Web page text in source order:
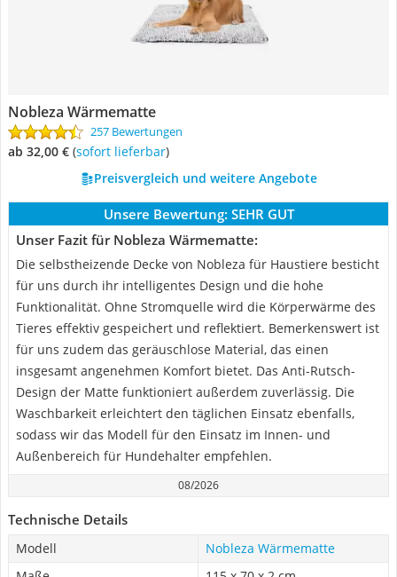
Nobleza Wärmematte
257 Bewertungen
ab 32,00 € ( Sofort lieferbar)
Preisvergleich und weitere Angebote
Unsere Bewertung: SEHR GUT
Unser Fazit für Nobleza Wärmematte:
Die selbstheizende Decke von Nobleza für Haustiere besticht
für uns durch ihr intelligentes Design und die hohe
Funktionalität. Ohne Stromquelle wird die Körperwärme des
Tieres effektiv gespeichert und reflektiert. Bemerkenswert ist
für uns zudem das geräuschlose Material, das einen
insgesamt angenehmen Komfort bietet. Das Anti-Rutsch-
Design der Matte funktioniert außerdem zuverlässig. Die
Waschbarkeit erleichtert den täglichen Einsatz ebenfalls,
sodass wir das Modell für den Einsatz im Innen- und
Außenbereich für Hundehalter empfehlen.
08/2026
Technische Details
Modell
Nobleza Wärmematte